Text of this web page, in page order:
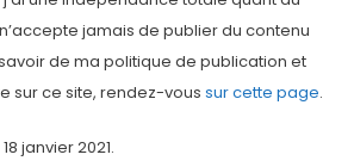
jamais de publier du contenu
de ma politique de publication et
sur ce site, rendez-vous sur cette page.
janvier 2021.